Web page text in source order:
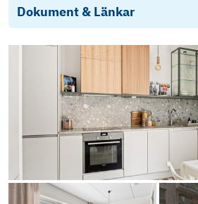
Dokument & Länkar
Objektsbeskrivning